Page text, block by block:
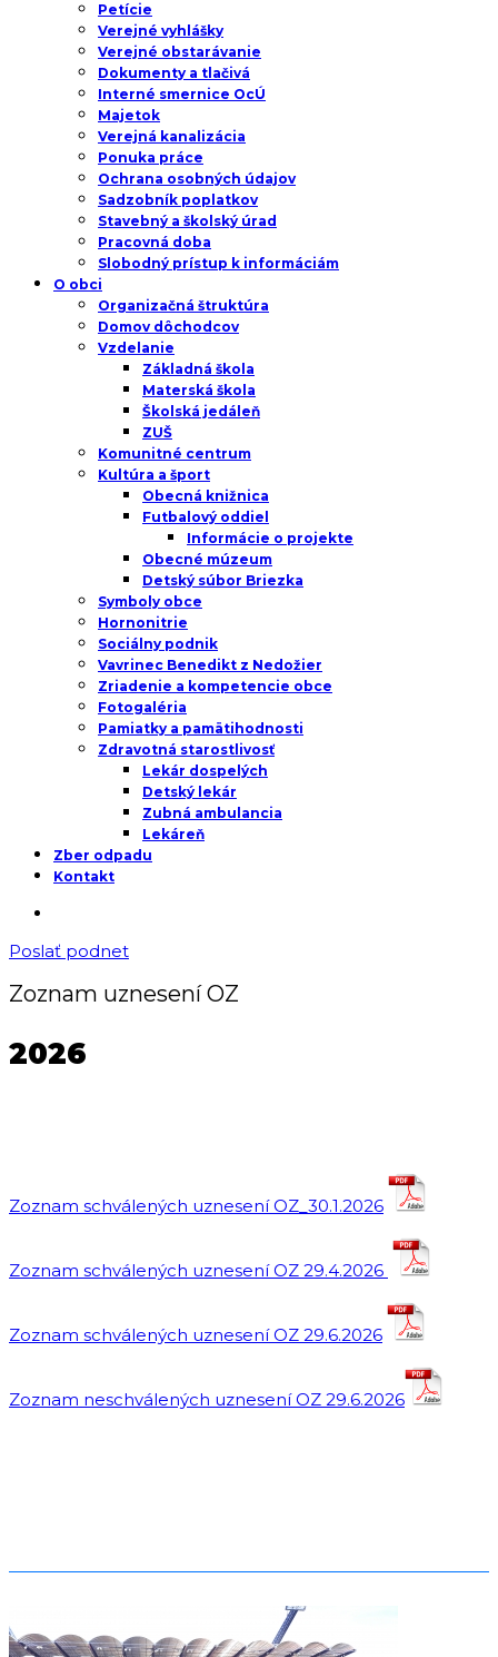
Petície
Verejné vyhlášky
Verejné obstarávanie
Dokumenty a tlačivá
Interné smernice OcÚ
Majetok
Verejná kanalizácia
Ponuka práce
Ochrana osobných údajov
Sadzobník poplatkov
Stavebný a školský úrad
Pracovná doba
Slobodný prístup k informáciám
O obci
Organizačná štruktúra
Domov dôchodcov
Vzdelanie
Základná škola
Materská škola
Školská jedáleň
ZUŠ
Komunitné centrum
Kultúra a šport
Obecná knižnica
Futbalový oddiel
Informácie o projekte
Obecné múzeum
Detský súbor Briezka
Symboly obce
Hornonitrie
Sociálny podnik
Vavrinec Benedikt z Nedožier
Zriadenie a kompetencie obce
Fotogaléria
Pamiatky a pamätihodnosti
Zdravotná starostlivosť
Lekár dospelých
Detský lekár
Zubná ambulancia
Lekáreň
Zber odpadu
Kontakt
Poslať podnet
Zoznam uznesení OZ
2026
Zoznam schválených uznesení OZ_30.1.2026
Zoznam schválených uznesení OZ 29.4.2026
Zoznam schválených uznesení OZ 29.6.2026
Zoznam neschválených uznesení OZ 29.6.2026